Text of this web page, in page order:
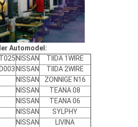
Automodel:
NISSAN
TIIDA 1WIRE
NISSAN
TIIDA 2WIRE
NISSAN
ZONNIGE N16
NISSAN
TEANA 08
NISSAN
TEANA 06
NISSAN
SYLPHY
NISSAN
LIVINA